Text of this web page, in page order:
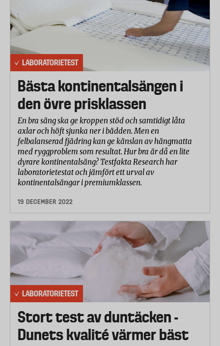
LABORATORIETEST
Bästa kontinentalsängen i
den övre prisklassen
En bra säng ska ge kroppen stöd och samtidigt låta
axlar och höft sjunka ner i bädden. Men en
felbalanserad fjädring kan ge känslan av hängmatta
med ryggproblem som resultat. Hur bra är då en lite
dyrare kontinentalsäng? Testfakta Research har
laboratorietestat och jämfört ett urval av
kontinentalsängar i premiumklassen.
19 DECEMBER 2022
LABORATORIETEST
Stort test av duntäcken -
Dunets kvalité värmer bäst